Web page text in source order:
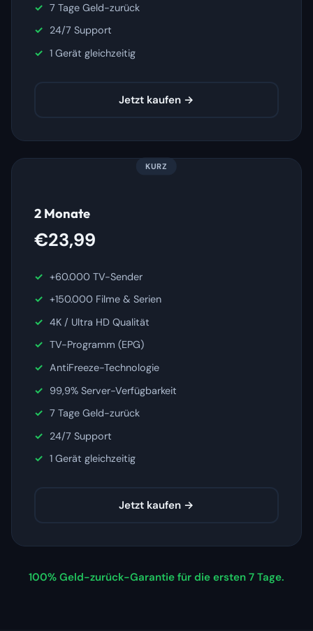
7 Tage Geld-zurück
24/7 Support
1 Gerät gleichzeitig
Jetzt kaufen →
KURZ
2 Monate
€23,99
+60.000 TV-Sender
+150.000 Filme & Serien
4K / Ultra HD Qualität
TV-Programm (EPG)
AntiFreeze-Technologie
99,9% Server-Verfügbarkeit
7 Tage Geld-zurück
24/7 Support
1 Gerät gleichzeitig
Jetzt kaufen →
100% Geld-zurück-Garantie für die ersten 7 Tage.